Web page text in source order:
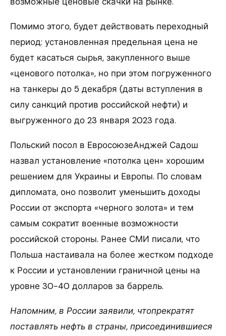
Помимо этого, будет действовать переходный
период: установленная предельная цена не
будет касаться сырья, закупленного выше
«ценового потолка», но при этом погруженного
на танкеры до 5 декабря (даты вступления в
силу санкций против российской нефти) и
выгруженного до 23 января 2023 года.
Польский посол в ЕвросоюзеАнджей Садош
назвал установление «потолка цен» хорошим
решением для Украины и Европы. По словам
дипломата, оно позволит уменьшить доходы
России от экспорта «черного золота» и тем
самым сократит военные возможности
российской стороны. Ранее СМИ писали, что
Польша настаивала на более жестком подходе
к России и установлении граничной цены на
уровне 30-40 долларов за баррель.
Напомним, в России заявили, чтопрекратят
поставлять нефть в страны, присоединившиеся